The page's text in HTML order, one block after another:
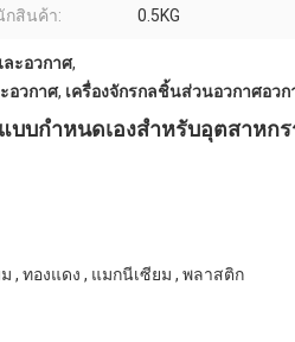
กสินค้า: 0.5KG
ะอวกาศ,
อวกาศ, เครื่องจักรกลชิ้นส่วนอวกาศอวก
บกำหนดเองสำหรับอุตสาหก
, ทองแดง , แมกนีเซียม , พลาสติก